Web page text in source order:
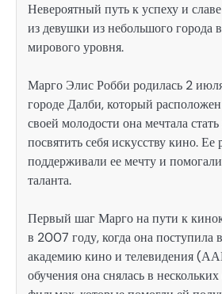
Невероятный путь к успеху и
из девушки из небольшого города
мирового уровня.
Марго Элис Робби родилась 2
городе Далби, который
своей молодости она мечтала
посвятить себя искусству кино. Ее
поддерживали ее мечту и
таланта.
Первый шаг Марго на пути к
в 2007 году, когда она поступила
академию кино и телевидения
обучения она снялась в